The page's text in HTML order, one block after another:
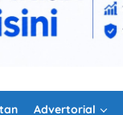
Advertorial